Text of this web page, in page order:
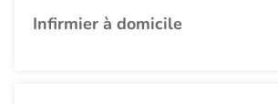
Infirmier à domicile